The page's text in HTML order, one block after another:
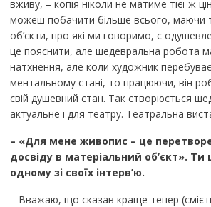
вживу, – копія ніколи не матиме тієї ж
можеш побачити більше всього, маючи
об’єкти, про які ми говоримо, є
це пояснити, але шедевральна робота
натхнення, але коли художник
ментальному стані, то працюючи, він
свій душевний стан. Так створюється
актуальне і для театру. Театральна
– «Для мене живопис – це
досвіду в матеріальний об’єкт». Ти
одному зі своїх інтерв’ю.
– Вважаю, що сказав краще тепер